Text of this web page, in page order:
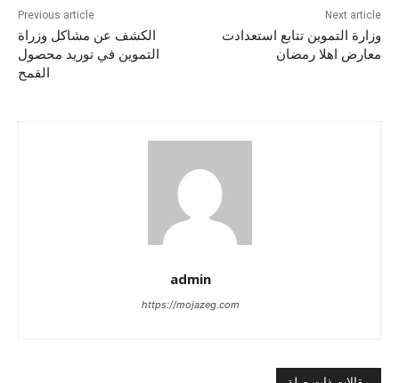
Previous article
الكشف عن مشاكل وزراة
التموين في توريد محصول
القمح
Next article
وزارة التموين تتابع استعدادت
معارض اهلا رمضان
admin
https://mojazeg.com